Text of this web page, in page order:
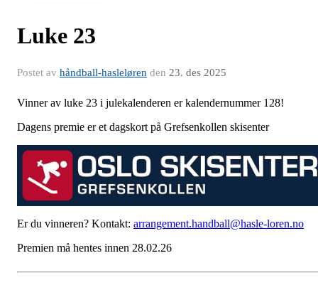
Luke 23
Postet av håndball-hasleløren den 23. des 2025
Vinner av luke 23 i julekalenderen er kalendernummer 128!
Dagens premie er et dagskort på Grefsenkollen skisenter
Er du vinneren? Kontakt: arrangement.handball@hasle-loren.no
Premien må hentes innen 28.02.26